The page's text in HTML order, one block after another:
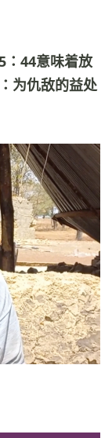
：44意味着放
为仇敌的益处